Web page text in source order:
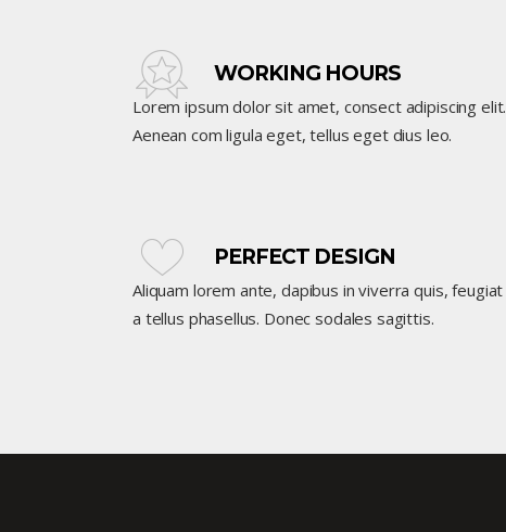
WORKING HOURS
Lorem ipsum dolor sit amet, consect adipiscing elit.
Aenean com ligula eget, tellus eget dius leo.
PERFECT DESIGN
Aliquam lorem ante, dapibus in viverra quis, feugiat
a tellus phasellus. Donec sodales sagittis.